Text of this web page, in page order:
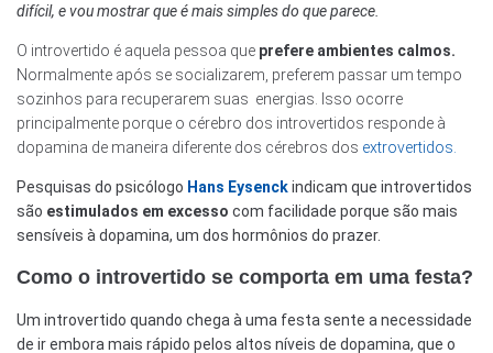
difícil, e vou mostrar que é mais simples do que parece.
O introvertido é aquela pessoa que prefere ambientes calmos.
Normalmente após se socializarem, preferem passar um tempo
sozinhos para recuperarem suas energias. Isso ocorre
principalmente porque o cérebro dos introvertidos responde à
dopamina de maneira diferente dos cérebros dos extrovertidos.
Pesquisas do psicólogo Hans Eysenckindicam que introvertidos
são estimulados em excesso com facilidade porque são mais
sensíveis à dopamina, um dos hormônios do prazer.
Como o introvertido se comporta em uma festa?
Um introvertido quando chega à uma festa sente a necessidade
de ir embora mais rápido pelos altos níveis de dopamina, que o